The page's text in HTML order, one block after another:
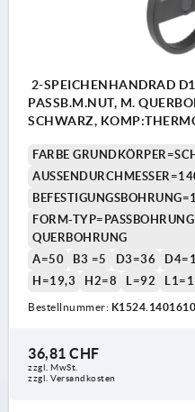
2-SPEICHENHANDRAD
PASSB.M.NUT, M.
SCHWARZ,
FARBE
AUSSENDURCHMESSER=140
FORM-
QUERBOHRUNG
A=50
B3 =5 D3=36
H=19,3
H2=8 L=92
Bestellnummer:
36,81 CHF
zzgl. MwSt.
zzgl. Versandkosten